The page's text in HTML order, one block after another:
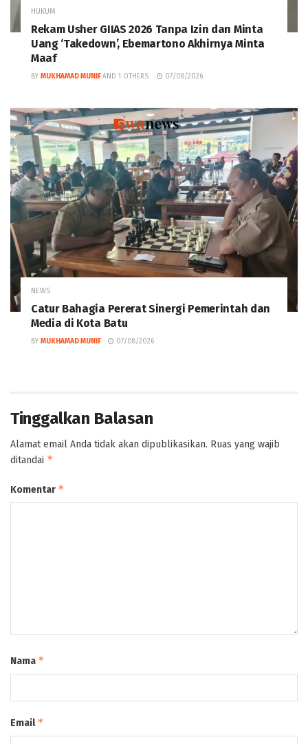
HUKUM
Rekam Usher GIIAS 2026 Tanpa Izin dan Minta
Uang ‘Takedown’, Ebemartono Akhirnya Minta
Maaf
BY MUKHAMAD MUNIF AND 1 OTHERS 07/08/2026
NEWS
Catur Bahagia Pererat Sinergi Pemerintah dan
Media di Kota Batu
BY MUKHAMAD MUNIF 07/08/2026
Tinggalkan Balasan
Alamat email Anda tidak akan dipublikasikan. Ruas yang wajib
ditandai *
Komentar *
Nama *
Email*